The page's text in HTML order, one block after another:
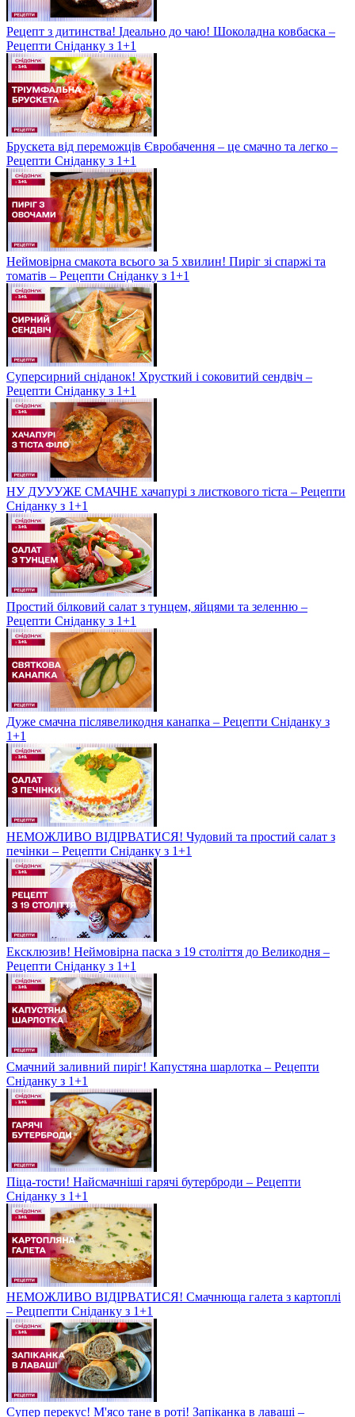
Рецепт з дитинства! Ідеально до чаю! Шоколадна ковбаска –
Рецепти Сніданку з 1+1
Брускета від переможців Євробачення – це смачно та легко –
Рецепти Сніданку з 1+1
Неймовірна смакота всього за 5 хвилин! Пиріг зі спаржі та
томатів – Рецепти Сніданку з 1+1
Суперсирний сніданок! Хрусткий і соковитий сендвіч –
Рецепти Сніданку з 1+1
НУ ДУУУЖЕ СМАЧНЕ хачапурі з листкового тіста – Рецепти
Сніданку з 1+1
Простий білковий салат з тунцем, яйцями та зеленню –
Рецепти Сніданку з 1+1
Дуже смачна післявеликодня канапка – Рецепти Сніданку з
1+1
НЕМОЖЛИВО ВІДІРВАТИСЯ! Чудовий та простий салат з
печінки – Рецепти Сніданку з 1+1
Ексклюзив! Неймовірна паска з 19 століття до Великодня –
Рецепти Сніданку з 1+1
Смачний заливний пиріг! Капустяна шарлотка – Рецепти
Сніданку з 1+1
Піца-тости! Найсмачніші гарячі бутерброди – Рецепти
Сніданку з 1+1
НЕМОЖЛИВО ВІДІРВАТИСЯ! Смачнюща галета з картоплі
– Рецпепти Сніданку з 1+1
Супер перекус! М'ясо тане в роті! Запіканка в лаваші –